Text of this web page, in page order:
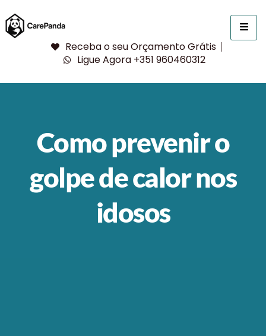
Receba o seu Orçamento Grátis
Ligue Agora +351 960460312
Como prevenir o
golpe de calor nos
idosos